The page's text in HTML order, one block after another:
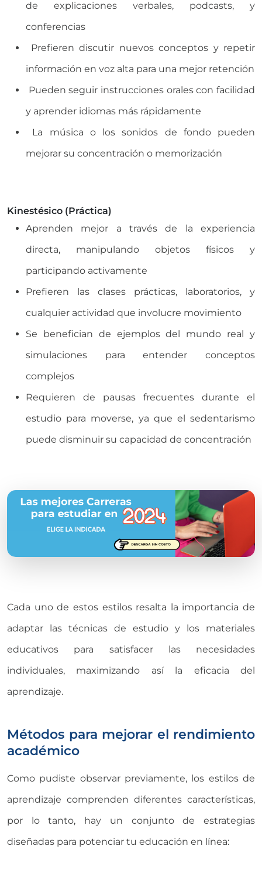
de explicaciones verbales, podcasts, y
conferencias
Prefieren discutir nuevos conceptos y repetir
información en voz alta para una mejor retención
Pueden seguir instrucciones orales con facilidad
y aprender idiomas más rápidamente
La música o los sonidos de fondo pueden
mejorar su concentración o memorización
Kinestésico (Práctica)
Aprenden mejor a través de la experiencia
directa, manipulando objetos físicos y
participando activamente
Prefieren las clases prácticas, laboratorios, y
cualquier actividad que involucre movimiento
Se benefician de ejemplos del mundo real y
simulaciones para entender conceptos
complejos
Requieren de pausas frecuentes durante el
estudio para moverse, ya que el sedentarismo
puede disminuir su capacidad de concentración
Cada uno de estos estilos resalta la importancia de
adaptar las técnicas de estudio y los materiales
educativos para satisfacer las necesidades
individuales, maximizando así la eficacia del
aprendizaje.
Métodos para mejorar el rendimiento
académico
Como pudiste observar previamente, los estilos de
aprendizaje comprenden diferentes características,
por lo tanto, hay un conjunto de estrategias
diseñadas para potenciar tu educación en línea: